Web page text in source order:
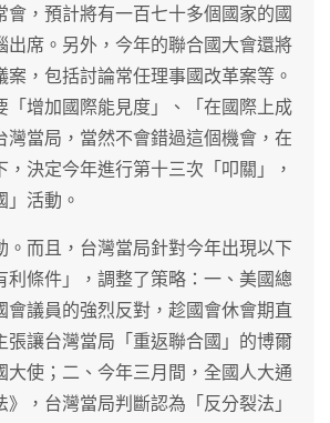
會，預計將有一百七十多個國家的國
出席。另外，今年的聯合國大會還將
案，包括討論常任理事國改革案等。
「增加國際能見度」、「在國際上成
灣當局，當然不會錯過這個機會，在
，決定今年進行第十三次「叩關」，
」活動。
。而且，台灣當局針對今年出現以下
利條件」，調整了策略：一、美國總
會議員的強烈反對，趁國會休會期直
張讓台灣當局「重返聯合國」的博爾
大使；二、今年三月間，全國人大通
，台灣當局判斷認為「反分裂法」